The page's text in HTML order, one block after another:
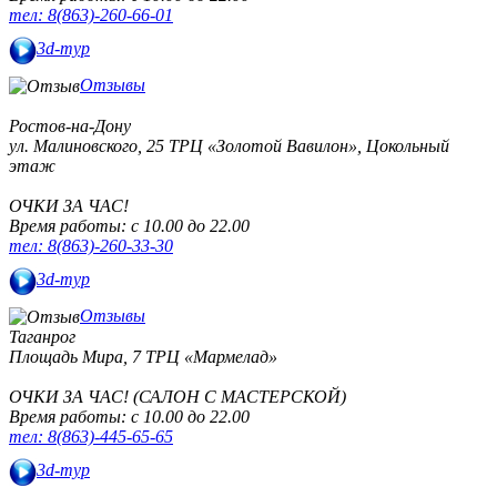
тел: 8(863)-260-66-01
3d-тур
Отзывы
Ростов-на-Дону
ул. Малиновского, 25 ТРЦ «Золотой Вавилон», Цокольный
этаж
ОЧКИ ЗА ЧАС!
Время работы: с 10.00 до 22.00
тел: 8(863)-260-33-30
3d-тур
Отзывы
Таганрог
Площадь Мира, 7ТРЦ «Мармелад»
ОЧКИ ЗА ЧАС! (САЛОН С МАСТЕРСКОЙ)
Время работы: с 10.00 до 22.00
тел: 8(863)-445-65-65
3d-тур